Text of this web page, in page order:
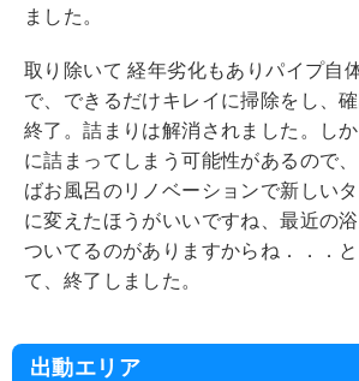
ました 。
取り除いて 経年劣化もありパイプ自
で、できるだけキレイに掃除をし、
終了。詰まりは解消されました。し
に詰まってしまう可能性があるので
ばお風呂のリノベーションで新しい
に変えたほうがいいですね、最近の
ついてるのがありますからね．．．
て、終了しました。
出動エリア